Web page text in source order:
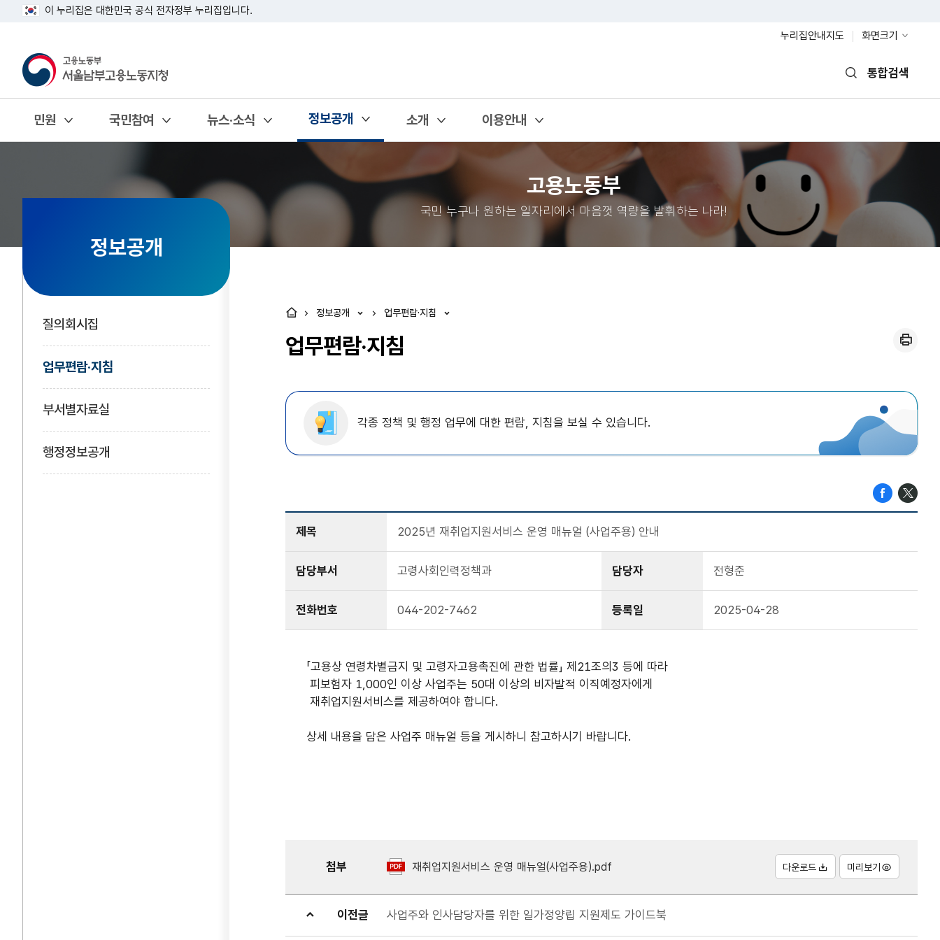
이 누리집은 대한민국 공식 전자정부 누리집입니다.
누리집안내지도
화면크기
통합검색
민원
열기
국민참여
열기
뉴스·소식
열기
정보공개
열기 소개
열기
이용안내
열기
고용노동부
국민 누구나 원하는 일자리에서 마음껏 역량을 발휘하는 나라!
정보공개
질의회시집
업무편람·지침
부서별자료실
행정정보공개
업무편람·지침
정보공개 업무편람·지침
각종 정책 및 행정 업무에 대한 편람, 지침을 보실 수 있습니다.
제목 2025년 재취업지원서비스 운영 매뉴얼 (사업주용) 안내
담당부서 고령사회인력정책과 담당자 전형준
전화번호 044-202-7462 등록일 2025-04-28
「고용상 연령차별금지 및 고령자고용촉진에 관한 법률」 제21조의3 등에 따라
피보험자 1,000인 이상 사업주는 50대 이상의 비자발적 이직예정자에게
재취업지원서비스를 제공하여야 합니다.
상세 내용을 담은 사업주 매뉴얼 등을 게시하니 참고하시기 바랍니다.
첨부 재취업지원서비스 운영 매뉴얼(사업주용).pdf 다운로드 미리보기
이전글 사업주와 인사담당자를 위한 일가정양립 지원제도 가이드북